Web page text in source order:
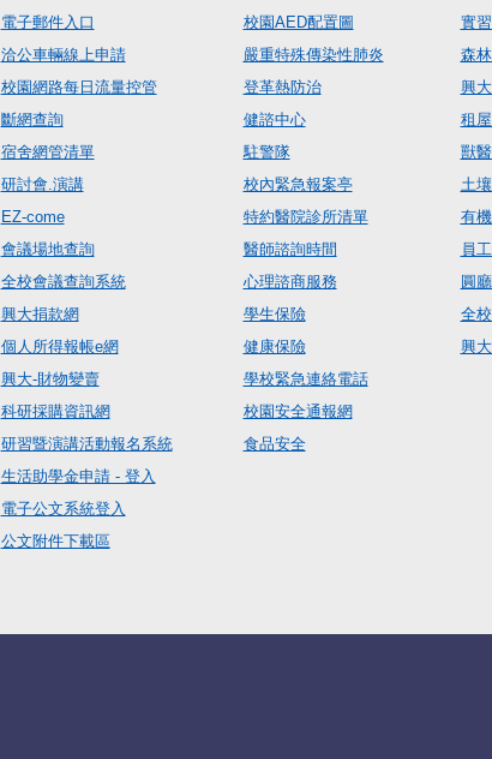
電子郵件入口
洽公車輛線上申請
校園網路每日流量控管
斷網查詢
宿舍網管清單
研討會.演講
EZ-come
會議場地查詢
全校會議查詢系統
興大捐款網
個人所得報帳e網
興大-財物變賣
科研採購資訊網
研習暨演講活動報名系統
生活助學金申請 - 登入
電子公文系統登入
公文附件下載區
校園AED配置圖
嚴重特殊傳染性肺炎
登革熱防治
健諮中心
駐警隊
校內緊急報案亭
特約醫院診所清單
醫師諮詢時間
心理諮商服務
學生保險
健康保險
學校緊急連絡電話
校園安全通報網
食品安全
實
森
興
租
獸
土
有
員
圓
全
興